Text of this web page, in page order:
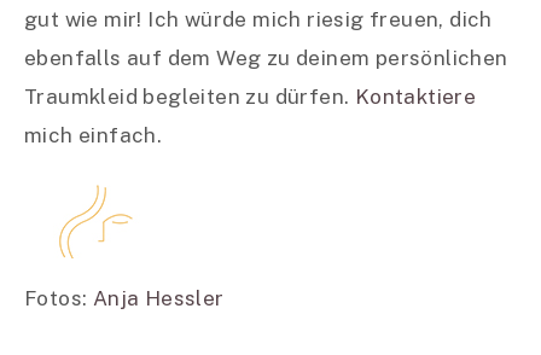
gut wie mir! Ich würde mich riesig freuen, dich
ebenfalls auf dem Weg zu deinem persönlichen
Traumkleid begleiten zu dürfen. Kontaktiere
mich einfach.
Fotos: Anja Hessler